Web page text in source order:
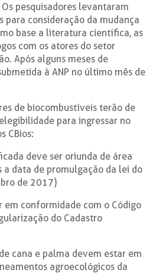
pesquisadores levantaram
para consideração da mudança
base a literatura científica, as
com os atores do setor
Após alguns meses de
à ANP no último mês de
de biocombustíveis terão de
para ingressar no
CBios:
deve ser oriunda de área
a data de promulgação da lei do
de 2017)
em conformidade com o Código
do Cadastro
cana e palma devem estar em
agroecológicos da